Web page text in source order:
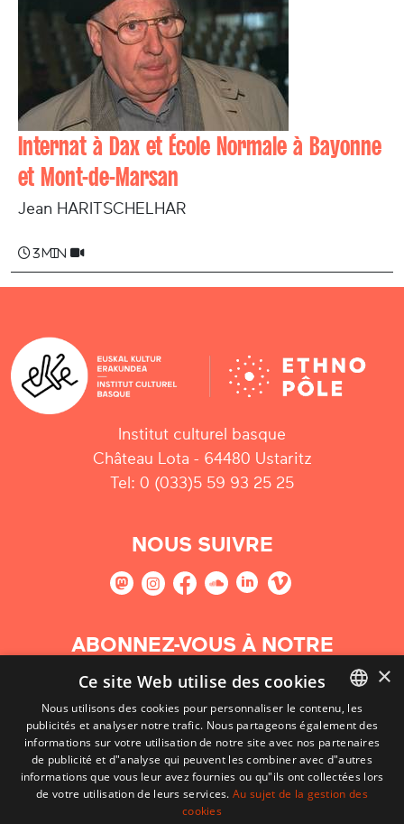
Internat à Dax et École Normale à Bayonne
et Mont-de-Marsan
Jean HARITSCHELHAR
3 min
Institut culturel basque
Château Lota - 64480 Ustaritz
Tel: 0 (033)5 59 93 25 25
NOUS SUIVRE
ABONNEZ-VOUS À NOTRE
NEWSLETTER
S'abonner
BASQUE
FRENCH
×
Ce site Web utilise des cookies
Nous utilisons des cookies pour personnaliser le contenu, les
publicités et analyser notre trafic. Nous partageons également des
informations sur votre utilisation de notre site avec nos partenaires
de publicité et d"analyse qui peuvent les combiner avec d"autres
informations que vous leur avez fournies ou qu"ils ont collectées lors
de votre utilisation de leurs services.Au sujet de la gestion des
cookies